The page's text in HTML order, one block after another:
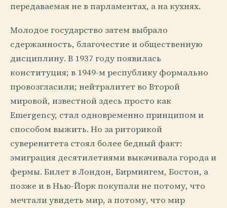
передаваемая не в парламентах, а на кухнях.
Молодое государство затем выбрало
сдержанность, благочестие и общественную
дисциплину. В 1937 году появилась
конституция; в 1949-м республику формально
провозгласили; нейтралитет во Второй
мировой, известной здесь просто как
Emergency, стал одновременно принципом и
способом выжить. Но за риторикой
суверенитета стоял более бедный факт:
эмиграция десятилетиями выкачивала города и
фермы. Билет в Лондон, Бирмингем, Бостон, а
позже и в Нью-Йорк покупали не потому, что
мечтали увидеть мир, а потому, что мир